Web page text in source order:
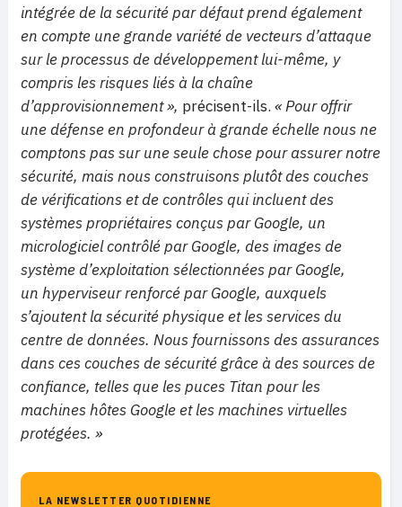
intégrée de la sécurité par défaut prend également
en compte une grande variété de vecteurs d’attaque
sur le processus de développement lui-même, y
compris les risques liés à la chaîne
d’approvisionnement », précisent-ils. « Pour offrir
une défense en profondeur à grande échelle nous ne
comptons pas sur une seule chose pour assurer notre
sécurité, mais nous construisons plutôt des couches
de vérifications et de contrôles qui incluent des
systèmes propriétaires conçus par Google, un
micrologiciel contrôlé par Google, des images de
système d’exploitation sélectionnées par Google,
un hyperviseur renforcé par Google, auxquels
s’ajoutent la sécurité physique et les services du
centre de données. Nous fournissons des assurances
dans ces couches de sécurité grâce à des sources de
confiance, telles que les puces Titan pour les
machines hôtes Google et les machines virtuelles
protégées. »
LA NEWSLETTER QUOTIDIENNE